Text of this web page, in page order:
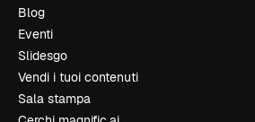
Blog
Eventi
Slidesgo
Vendi i tuoi contenuti
Sala stampa